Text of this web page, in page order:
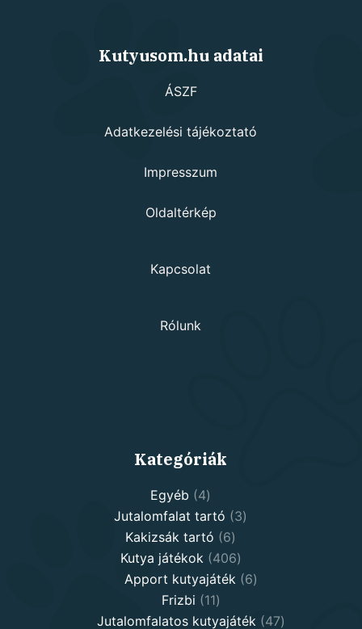
Kutyusom.hu adatai
ÁSZF
Adatkezelési tájékoztató
Impresszum
Oldaltérkép
Kapcsolat
Rólunk
Kategóriák
Egyéb 44
products
Jutalomfalat tartó 33
Kakizsák tartó 66
products
Kutya játékok 406406
products
Apport kutyajáték 66
Frizbi 1111
products
Jutalomfalatos kutyajáték 4747